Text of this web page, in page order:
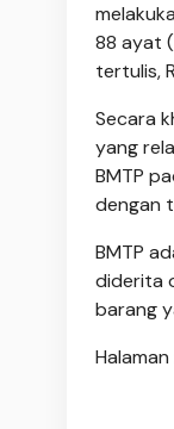
88 ayat
tertulis,
Secara
yang
BMTP
dengan
BMTP
diderita
barang
Halaman